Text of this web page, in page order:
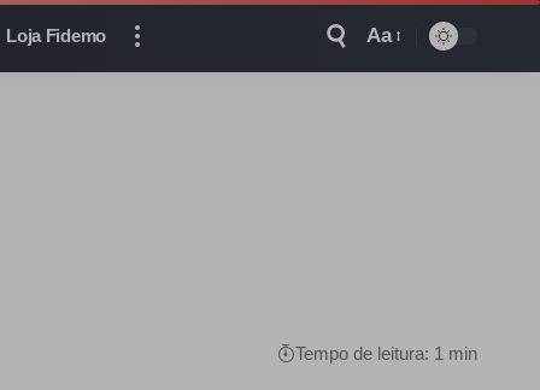
Loja Fidemo Aa
Tempo de leitura: 1 min